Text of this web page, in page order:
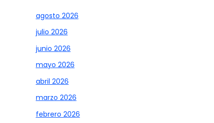
agosto 2026
julio 2026
junio 2026
mayo 2026
abril 2026
marzo 2026
febrero 2026